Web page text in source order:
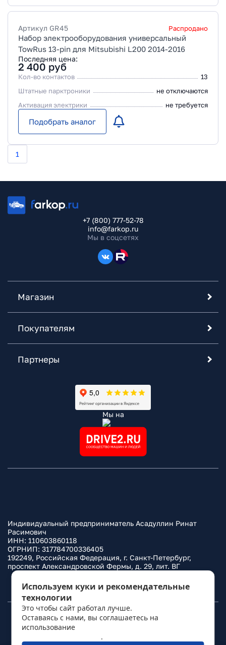
Артикул GR45 Распродано
Набор электрооборудования универсальный
TowRus 13-pin для Mitsubishi L200 2014-2016
Последняя цена:
2 400 руб
Кол-во контактов
13
Штатные парктроники
не отключаются
Активация электрики
не требуется
Подобрать аналог
1
+7 (800) 777-52-78
info@farkop.ru
Мы в соцсетях
Магазин
Покупателям
Партнеры
Мы на
Индивидуальный предприниматель Асадуллин Ринат
Расимович
ИНН: 110603860118
ОГРНИП: 317784700336405
192249, Российская Федерация, г. Санкт-Петербург,
проспект Александровской Фермы, д. 29, лит. ВГ
Политика конфиденциальности
© 2010– 2026Фаркоп.ру
Используем куки и рекомендательные
технологии
Это чтобы сайт работал лучше.
Оставаясь с нами, вы соглашаетесь на
использование
.